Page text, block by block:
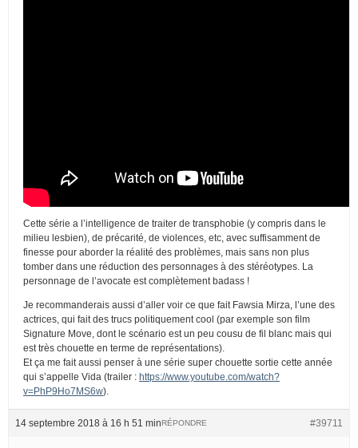
Cette série a l’intelligence de traiter de transphobie (y compris dans le
milieu lesbien), de précarité, de violences, etc, avec suffisamment de
finesse pour aborder la réalité des problèmes, mais sans non plus
tomber dans une réduction des personnages à des stéréotypes. La
personnage de l’avocate est complètement badass !
Je recommanderais aussi d’aller voir ce que fait Fawsia Mirza, l’une des
actrices, qui fait des trucs politiquement cool (par exemple son film
Signature Move, dont le scénario est un peu cousu de fil blanc mais qui
est très chouette en terme de représentations).
Et ça me fait aussi penser à une série super chouette sortie cette année
qui s’appelle Vida (trailer : https://www.youtube.com/watch?
v=PhP9Ho7MS6w).
14 septembre 2018 à 16 h 51 min #39711
RÉPONDRE